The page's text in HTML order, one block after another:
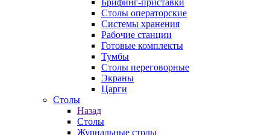
Брифинг-приставки
Столы операторские
Системы хранения
Рабочие станции
Готовые комплекты
Тумбы
Столы переговорные
Экраны
Царги
Столы
Назад
Столы
Журнальные столы